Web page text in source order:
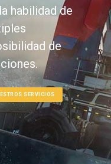
habilidad de
de
SERVICIOS